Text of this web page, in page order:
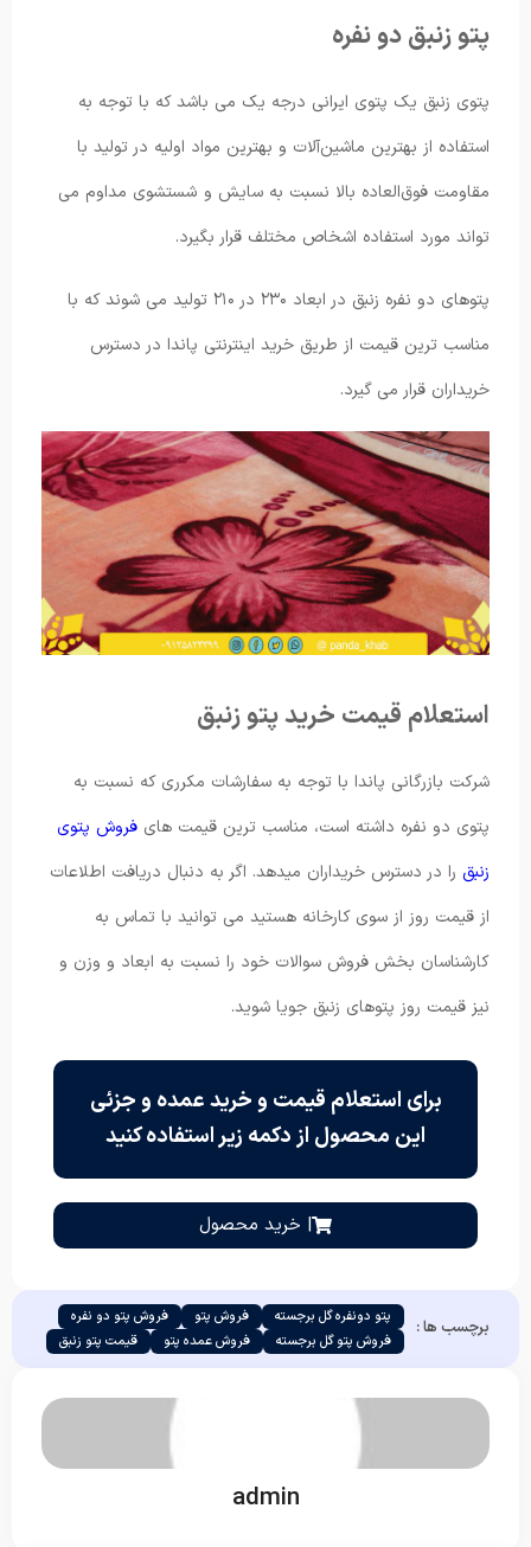
پتو زنبق دو نفره
پتوی زنبق یک پتوی ایرانی درجه یک می باشد که با توجه به
استفاده از بهترین ماشین‌آلات و بهترین مواد اولیه در تولید با
مقاومت فوق‌العاده بالا نسبت به سایش و شستشوی مداوم می
تواند مورد استفاده اشخاص مختلف قرار بگیرد.
پتوهای دو نفره زنبق در ابعاد ۲۳۰ در ۲۱۰ تولید می شوند که با
مناسب ترین قیمت از طریق خرید اینترنتی پاندا در دسترس
خریداران قرار می گیرد.
استعلام قیمت خرید پتو زنبق
شرکت بازرگانی پاندا با توجه به سفارشات مکرری که نسبت به
پتوی دو نفره داشته است، مناسب ترین قیمت های فروش پتوی
زنبق را در دسترس خریداران میدهد. اگر به دنبال دریافت اطلاعات
از قیمت روز از سوی کارخانه هستید می توانید با تماس به
کارشناسان بخش فروش سوالات خود را نسبت به ابعاد و وزن و
نیز قیمت روز پتوهای زنبق جویا شوید.
برای استعلام قیمت و خرید عمده و جزئی
این محصول از دکمه زیر استفاده کنید
| خرید محصول
برچسب ها : پتو دونفره گل برجسته فروش پتو
فروش پتو دو نفره
فروش پتو گل برجسته
فروش عمده پتو قیمت پتو زنبق
admin